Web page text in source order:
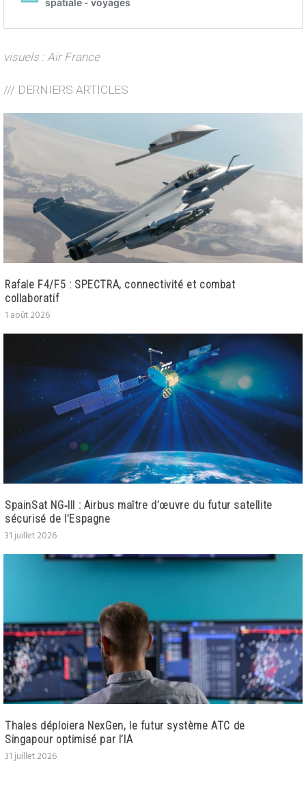
visuels : Air France
/// DERNIERS ARTICLES
Rafale F4/F5 : SPECTRA, connectivité et combat
collaboratif
1 août 2026
SpainSat NG‑III : Airbus maître d’œuvre du futur satellite
sécurisé de l’Espagne
31 juillet 2026
Thales déploiera NexGen, le futur système ATC de
Singapour optimisé par l’IA
31 juillet 2026